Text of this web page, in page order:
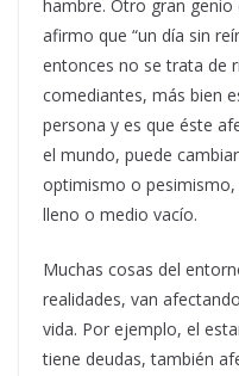
hambre. Otro gran genio
afirmo que “un día sin
entonces no se trata de
comediantes, más bien
persona y es que éste
el mundo, puede
optimismo o pesimismo,
lleno o medio vacío.
Muchas cosas del
realidades, van
vida. Por ejemplo, el
tiene deudas, también